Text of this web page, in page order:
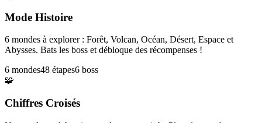
Mode Histoire
6 mondes à explorer : Forêt, Volcan, Océan, Désert, Espace et
Abysses. Bats les boss et débloque des récompenses !
6 mondes48 étapes6 boss
🧩
Chiffres Croisés